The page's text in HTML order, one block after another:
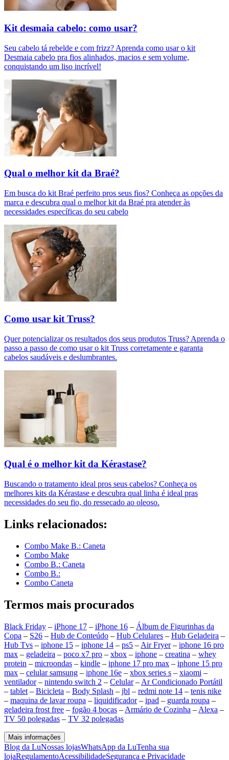
Kit desmaia cabelo: como usar?
Seu cabelo tá rebelde e com frizz? Aprenda como usar o kit
Desmaia cabelo pra fios alinhados, macios e sem volume,
conquistando um liso incrível!
Qual o melhor kit da Braé?
Em busca do kit Braé perfeito pros seus fios? Conheça as opções da
marca e descubra qual o melhor kit da Braé pra atender às
necessidades específicas do seu cabelo
Como usar kit Truss?
Quer potencializar os resultados dos seus produtos Truss? Aprenda o
passo a passo de como usar o kit Truss corretamente e garanta
cabelos saudáveis e deslumbrantes.
Qual é o melhor kit da Kérastase?
Buscando o tratamento ideal pros seus cabelos? Conheça os
melhores kits da Kérastase e descubra qual linha é ideal pras
necessidades do seu fio, do ressecado ao oleoso.
Links relacionados:
Combo Make B.: Caneta
Combo Make
Combo B.: Caneta
Combo B.:
Combo Caneta
Termos mais procurados
Black Friday – iPhone 17 – iPhone 16 – Álbum de Figurinhas da
Copa – S26 – Hub de Conteúdo – Hub Celulares – Hub Geladeira –
Hub Tvs – iphone 15 – iphone 14 – ps5 – Air Fryer– iphone 16 pro
max – geladeira – poco x7 pro – xbox – iphone – creatina – whey
protein – microondas – kindle – iphone 17 pro max – iphone 15 pro
max – celular samsung – iphone 16e – xbox series s – xiaomi –
ventilador– nintendo switch 2 – Celular– Ar Condicionado Portátil
– tablet – Bicicleta – Body Splash – jbl – redmi note 14 – tenis nike
– maquina de lavar roupa – liquidificador– ipad – guarda roupa –
geladeira frost free – fogão 4 bocas – Armário de Cozinha – Alexa –
TV 50 polegadas – TV 32 polegadas
Mais informações
Blog da LuNossas lojasWhatsApp da LuTenha sua
lojaRegulamentoAcessibilidadeSegurança e Privacidade